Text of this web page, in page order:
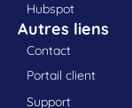
Hubspot
Autres liens
Contact
Portail client
Support